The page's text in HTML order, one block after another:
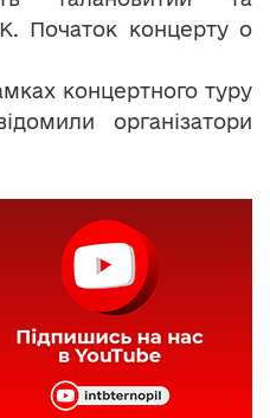
Початок концерту о
концертного туру
організатори